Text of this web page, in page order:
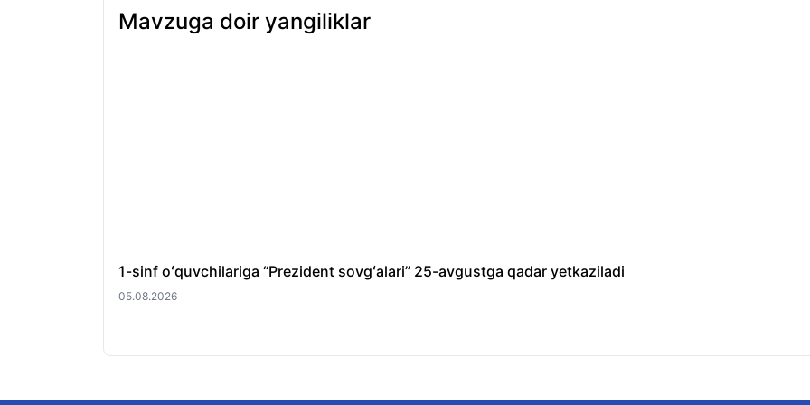
Mavzuga doir yangiliklar
1-sinf oʻquvchilariga “Prezident sovgʻalari” 25-avgustga qadar yetkaziladi
05.08.2026